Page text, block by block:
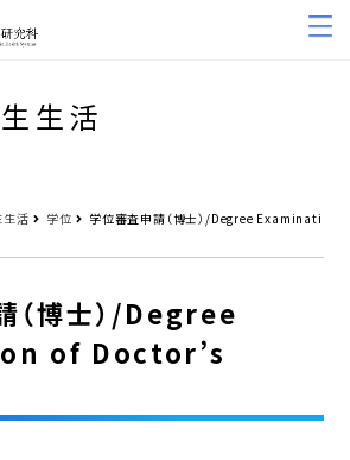
生活
生活 学位
学位審査申請（博士） /Degree Examinati
（博士） /Degree
of Doctor’s